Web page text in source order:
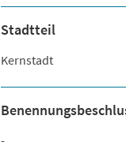
Stadtteil
Kernstadt
-